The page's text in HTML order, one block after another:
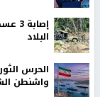
البلاد
الحرس
واشنطن